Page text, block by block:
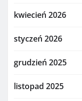
kwiecień 2026
styczeń 2026
grudzień 2025
listopad 2025